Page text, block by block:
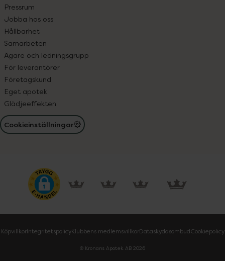
Pressrum
Jobba hos oss
Hållbarhet
Samarbeten
Ägare och ledningsgrupp
För leverantörer
Företagskund
Eget apotek
Glädjeeffekten
Cookieinställningar
KöpvillkorIntegritetspolicyKlubbens medlemsvillkorDataskyddsombudCookiepolicy
© Kronans Apotek AB 2026